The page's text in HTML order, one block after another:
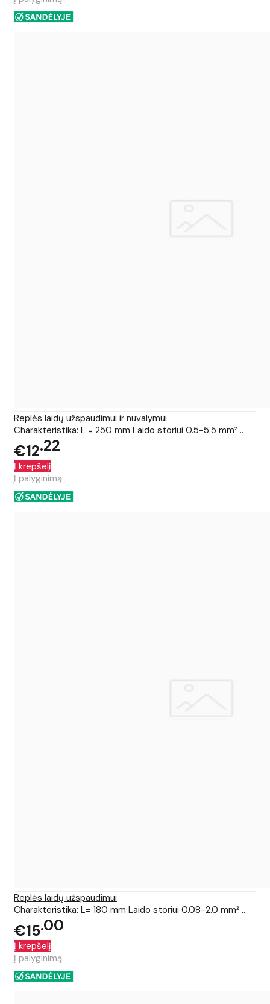
Replės laidų užspaudimui ir nuvalymui
Charakteristika: L = 250 mm Laido storiui 0.5-5.5 mm² ..
€12 22
Į krepšelį
Į palyginimą
Replės laidų užspaudimui
Charakteristika: L= 180 mm Laido storiui 0.08-2.0 mm² ..
€1500
Į krepšelį
Į palyginimą